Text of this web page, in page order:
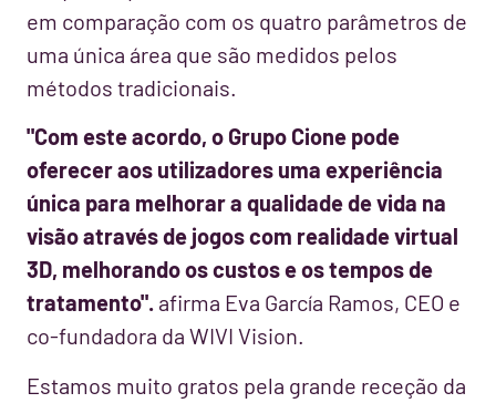
em comparação com os quatro parâmetros de
uma única área que são medidos pelos
métodos tradicionais.
"Com este acordo, o Grupo Cione pode
oferecer aos utilizadores uma experiência
única para melhorar a qualidade de vida na
visão através de jogos com realidade virtual
3D, melhorando os custos e os tempos de
tratamento". afirma Eva García Ramos, CEO e
co-fundadora da WIVI Vision.
Estamos muito gratos pela grande receção da